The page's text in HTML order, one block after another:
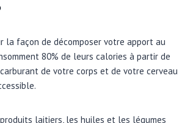
la façon de décomposer votre apport au
80% de leurs calories à partir de
de votre corps et de votre cerveau
laitiers, les huiles et les légumes